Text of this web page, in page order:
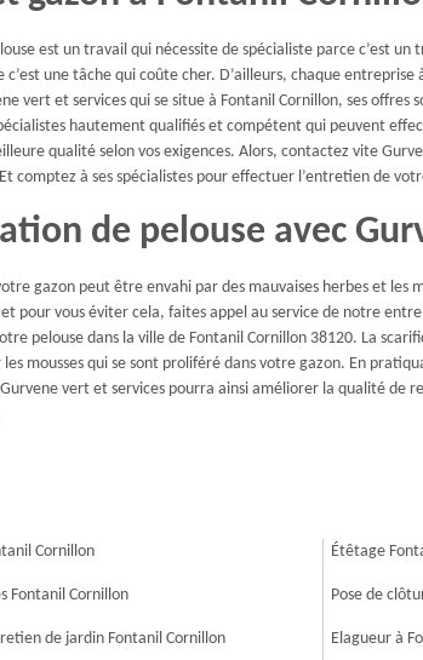
est un travail qui nécessite de spécialiste parce c’est
c’est une tâche qui coûte cher. D’ailleurs, chaque entreprise
vert et services qui se situe à Fontanil Cornillon, ses offres
hautement qualifiés et compétent qui peuvent
qualité selon vos exigences. Alors, contactez vite
comptez à ses spécialistes pour effectuer l’entretien de
de pelouse avec
gazon peut être envahi par des mauvaises herbes et les
pour vous éviter cela, faites appel au service de notre
pelouse dans la ville de Fontanil Cornillon 38120. La
les mousses qui se sont proliféré dans votre gazon. En
vert et services pourra ainsi améliorer la qualité de
Cornillon
Fontanil Cornillon
de jardin Fontanil Cornillon
Étêtage
Pose de
Elagueur à